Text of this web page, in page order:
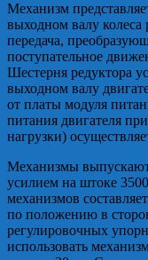
Механизм
выходном валу колеса
передача,
поступательное
Шестерня редуктора
выходном валу
от платы модуля
питания двигателя
нагрузки)
Механизмы
усилием на штоке
механизмов
по положению в
регулировочных
использовать